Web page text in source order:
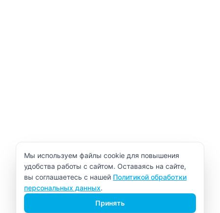
Уведомление об использовании cookie
Мы используем файлы cookie для повышения
удобства работы с сайтом. Оставаясь на сайте,
вы соглашаетесь с нашей Политикой обработки
персональных данных.
Принять